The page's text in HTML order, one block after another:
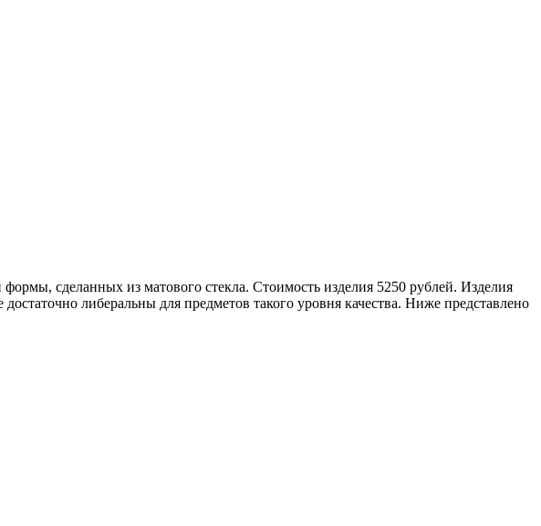
сделанных из матового стекла. Стоимость изделия 5250 рублей. Изделия
либеральны для предметов такого уровня качества. Ниже представлено